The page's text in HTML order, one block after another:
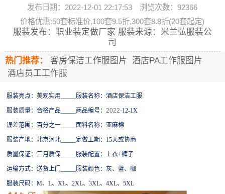
发布日期：2022-12-01 22:17:53 浏览次数： 92366
价格优惠:50套标准价,100套9.5折,300套8.8折(20套起定)
服装发布：职业装定做厂家 服装来源：米兰弘服装公
司
热门推荐：
客房保洁工作服图片
酒店PA工作服图片
酒店员工工作服
服装亮点：美观实用 _____服装名称：酒店保洁工服
服装质量：合格产品 _____商品编号：2022-12-1X
误差范围：百分之一 _____面料名称：亚麻棉
服装产地：北京河北 _____定做工期：15天或协商
质量保证：三月质保 _____服装配置：上衣+裤子
运输方式：送货上门 _____服装颜色：灰、蓝、咖
服装尺码：M、L、XL、2XL、3XL、4XL、5XL